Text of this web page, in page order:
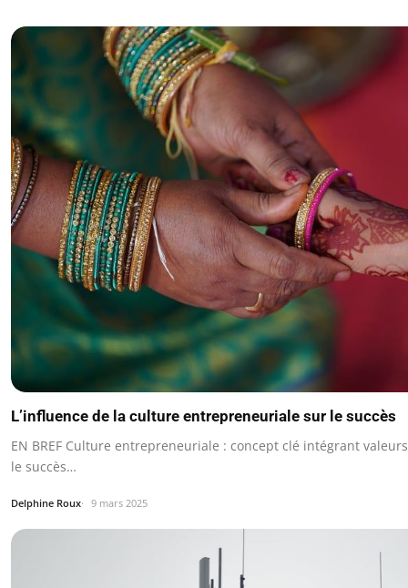
L’influence de la culture entrepreneuriale sur le succès
EN BREF Culture entrepreneuriale : concept clé intégrant
le succès…
Delphine Roux 9 mars 2025